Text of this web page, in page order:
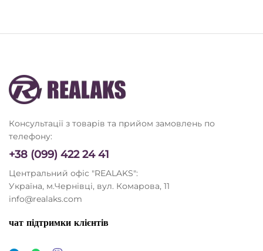
Консультації з товарів та прийом замовлень по
телефону:
+38 (099) 422 24 41
Центральний офіс "REALAKS":
Україна, м.Чернівці, вул. Комарова, 11
info@realaks.com
чат підтримки клієнтів